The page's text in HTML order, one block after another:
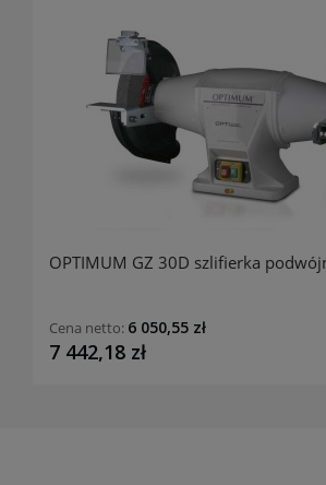
OPTIMUM GZ 30D szlifierka
7 442,18 zł
Cena netto: 6 050,55 zł